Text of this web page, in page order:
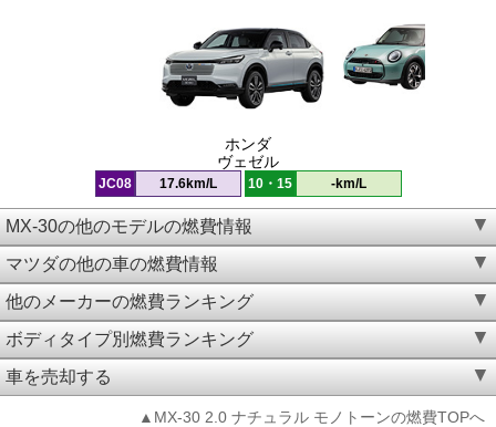
ホンダ
ヴェゼル
JC08 17.6km/L 10・15 -km/L
MX-30の他のモデルの燃費情報
マツダの他の車の燃費情報
他のメーカーの燃費ランキング
ボディタイプ別燃費ランキング
車を売却する
▲MX-30 2.0 ナチュラル モノトーンの燃費TOPへ